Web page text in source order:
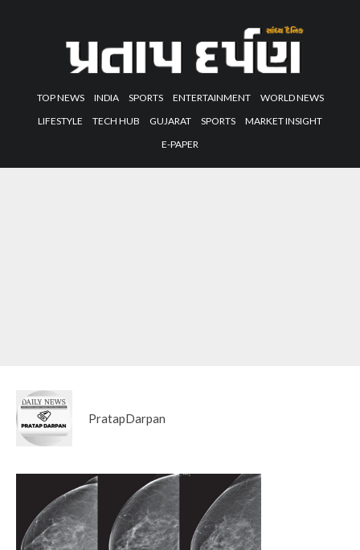
TOP NEWS INDIA SPORTS ENTERTAINMENT
WORLD NEWS
LIFESTYLE
TECH HUB GUJARAT SPORTS
MARKET INSIGHT
E-PAPER
PratapDarpan